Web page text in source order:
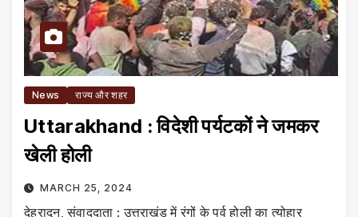
News राज्य और शहर
Uttarakhand : विदेशी पर्यटकों ने जमकर
खेली होली
MARCH 25, 2024
देहरादून, संवाददाता : उत्तराखंड में रंगों के पर्व होली का त्योहार